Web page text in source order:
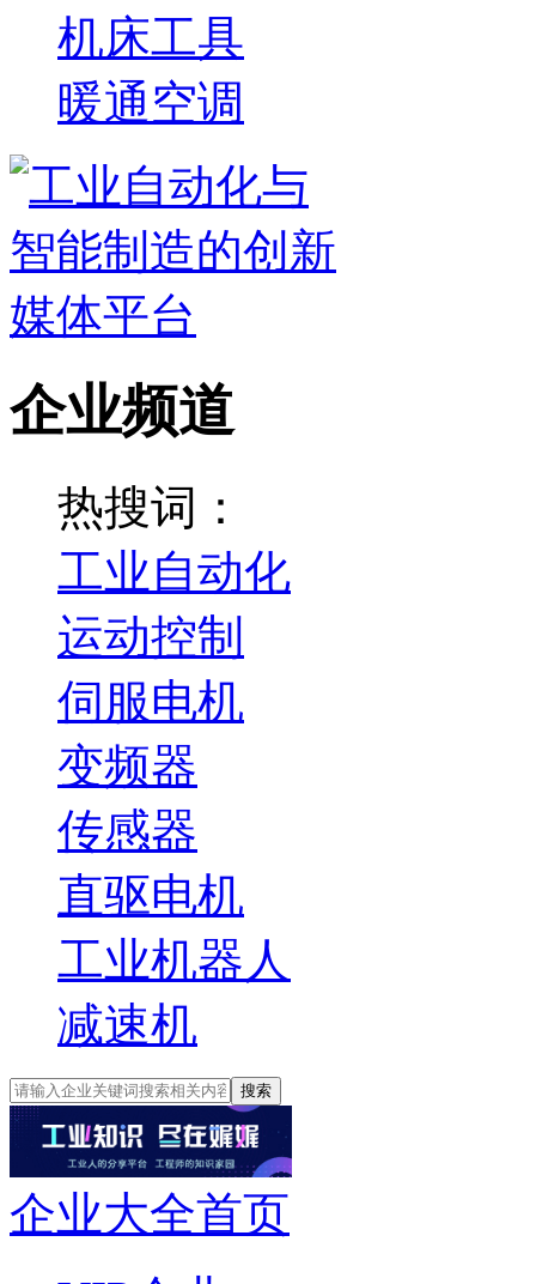
机床工具
暖通空调
企业频道
热搜词：
工业自动化
运动控制
伺服电机
变频器
传感器
直驱电机
工业机器人
减速机
搜索
企业大全首页